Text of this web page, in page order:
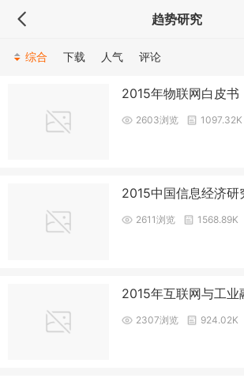
趋势研究
综合 下载 人气 评论
2015年物联网白皮书
2603浏览 1097.32K
2015中国信息经济研
2611浏览 1568.89K
2015年互联网与工业
2307浏览 924.02K